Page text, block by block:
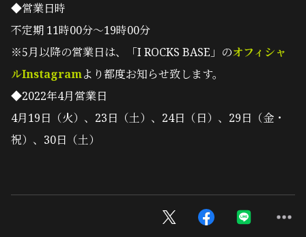
◆営業日時
不定期 11時00分～19時00分
※5月以降の営業日は、「I ROCKS BASE」のオフィシャ
ルInstagramより都度お知らせ致します。
◆2022年4月営業日
4月19日（火）、23日（土）、24日（日）、29日（金・
祝）、30日（土）